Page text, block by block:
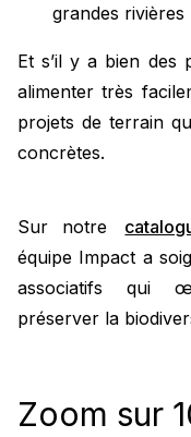
grandes rivières
Et s’il y a bien des
alimenter très
projets de terrain
concrètes.
Sur notre
équipe Impact a
associatifs qui
préserver la
Zoom sur